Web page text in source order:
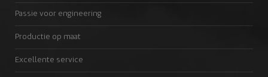
Passie voor engineering
Productie op maat
Excellente service